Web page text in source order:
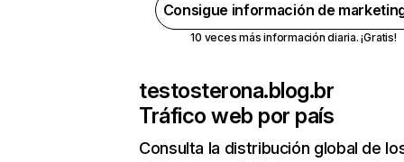
Consigue información de
10 veces más información diaria. ¡Gratis!
testosterona.blog.br
Tráfico web por país
Consulta la distribución global de